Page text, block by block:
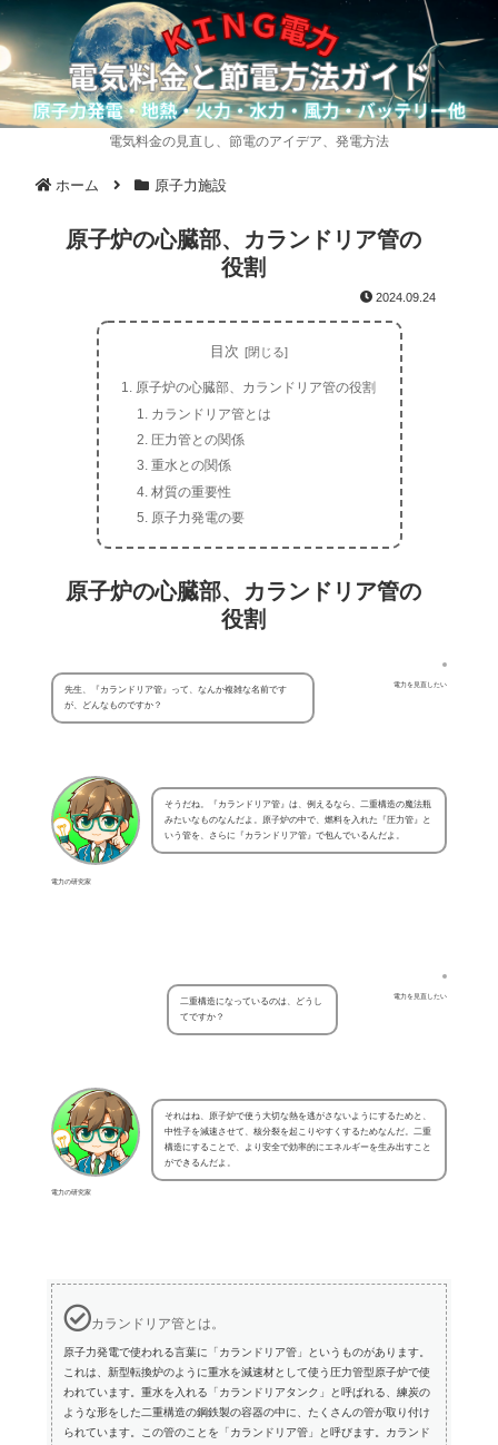
電気料金の見直し、節電のアイデア、発電方法
ホーム 原子力施設
原子炉の心臓部、カランドリア管の
役割
2024.09.24
目次
原子炉の心臓部、カランドリア管の役割
カランドリア管とは
圧力管との関係
重水との関係
材質の重要性
原子力発電の要
原子炉の心臓部、カランドリア管の
役割
電力を見直したい
先生、『カランドリア管』って、なんか複雑な名前です
が、どんなものですか？
電力の研究家
そうだね。『カランドリア管』は、例えるなら、二重構造の魔法瓶
みたいなものなんだよ。原子炉の中で、燃料を入れた『圧力管』と
いう管を、さらに『カランドリア管』で包んでいるんだよ。
電力を見直したい
二重構造になっているのは、どうし
てですか？
電力の研究家
それはね、原子炉で使う大切な熱を逃がさないようにするためと、
中性子を減速させて、核分裂を起こりやすくするためなんだ。二重
構造にすることで、より安全で効率的にエネルギーを生み出すこと
ができるんだよ。
カランドリア管とは。
原子力発電で使われる言葉に「カランドリア管」というものがあります。
これは、新型転換炉のように重水を減速材として使う圧力管型原子炉で使
われています。重水を入れる「カランドリアタンク」と呼ばれる、練炭の
ような形をした二重構造の鋼鉄製の容器の中に、たくさんの管が取り付け
られています。この管のことを「カランドリア管」と呼びます。カランド